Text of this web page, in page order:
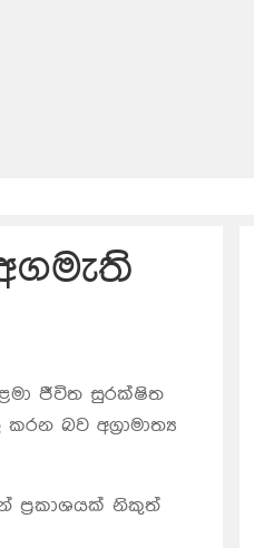
ජීවිත සුරක්ෂිත
බව අග්‍රාමාත්‍ය
ප්‍රකාශයක් නිකුත්